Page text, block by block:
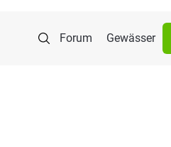
Forum Gewässer